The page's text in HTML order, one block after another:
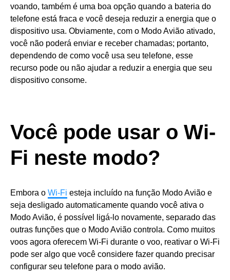
voando, também é uma boa opção quando a bateria do
telefone está fraca e você deseja reduzir a energia que o
dispositivo usa. Obviamente, com o Modo Avião ativado,
você não poderá enviar e receber chamadas; portanto,
dependendo de como você usa seu telefone, esse
recurso pode ou não ajudar a reduzir a energia que seu
dispositivo consome.
Você pode usar o Wi-
Fi neste modo?
Embora o Wi-Fi esteja incluído na função Modo Avião e
seja desligado automaticamente quando você ativa o
Modo Avião, é possível ligá-lo novamente, separado das
outras funções que o Modo Avião controla. Como muitos
voos agora oferecem Wi-Fi durante o voo, reativar o Wi-Fi
pode ser algo que você considere fazer quando precisar
configurar seu telefone para o modo avião.